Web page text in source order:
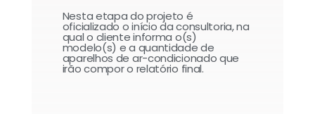
Nesta etapa do projeto é
oficializado o início da consultoria, na
qual o cliente informa o(s)
modelo(s) e a quantidade de
aparelhos de ar-condicionado que
irão compor o relatório final.​